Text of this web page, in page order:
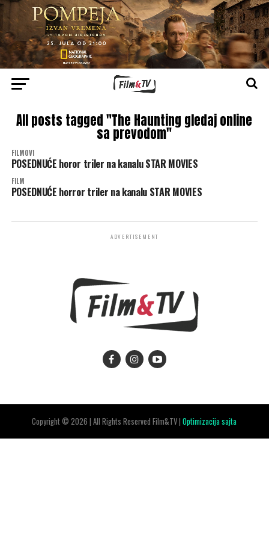
All posts tagged "The Haunting gledaj online
sa prevodom"
FILMOVI
POSEDNUĆE horor triler na kanalu STAR MOVIES
FILM
POSEDNUĆE horror triler na kanalu STAR MOVIES
ADVERTISEMENT
Copyright © 2026 | All Rights Reserved Film&TV |Optimizacija sajta